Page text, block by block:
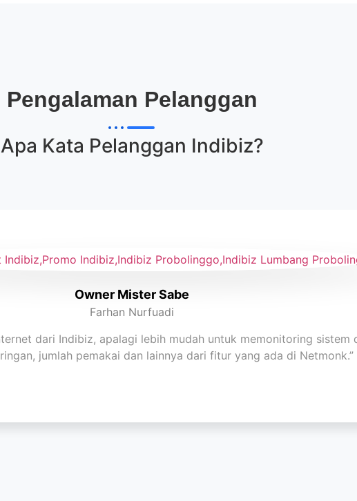
Pengalaman Pelanggan
Apa Kata Pelanggan Indibiz?
Owner Mister Sabe
Farhan Nurfuadi
dari Indibiz, apalagi lebih mudah untuk memonitoring sistem
jumlah pemakai dan lainnya dari fitur yang ada di Netmonk.”